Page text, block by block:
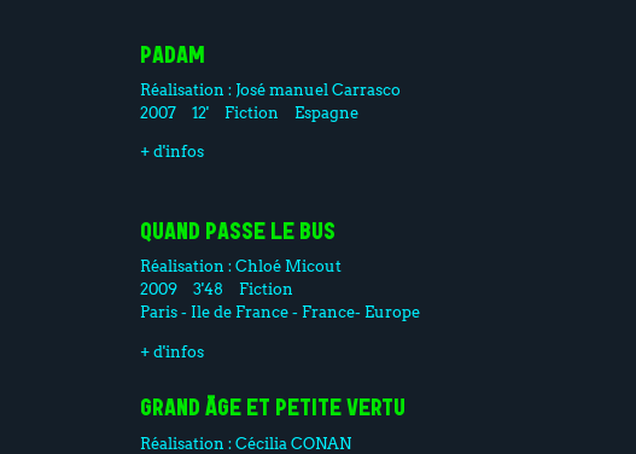
PADAM
Réalisation : José manuel Carrasco
2007
12' Fiction Espagne
+ d'infos
QUAND PASSE LE BUS
Réalisation :Chloé Micout
2009
3'48
Fiction
Paris - Ile de France - France- Europe
+ d'infos
GRAND ÂGE ET PETITE VERTU
Réalisation :Cécilia CONAN